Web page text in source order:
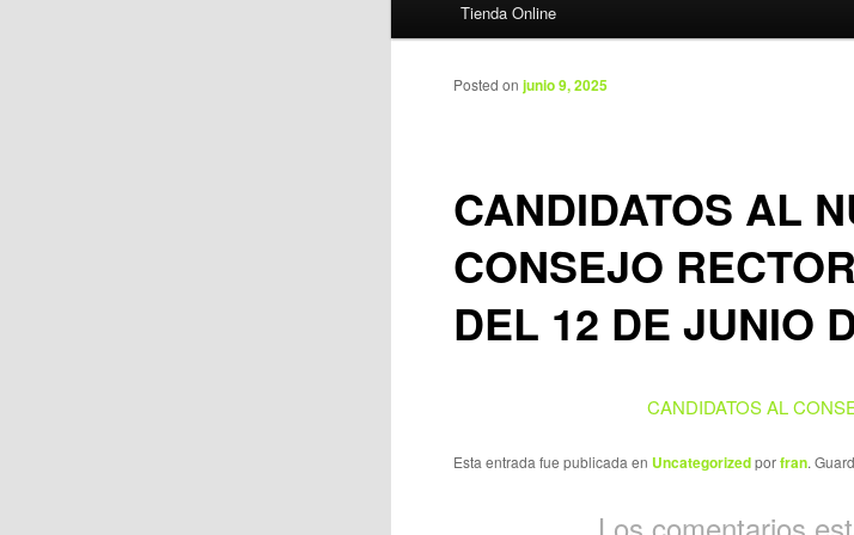
Tienda Online
CANDIDATOS AL
CONSEJO
DEL 12 DE JUNIO
Posted onjunio 9, 2025
CANDIDATOS AL
Esta entrada fue publicada en Uncategorizedporfran.